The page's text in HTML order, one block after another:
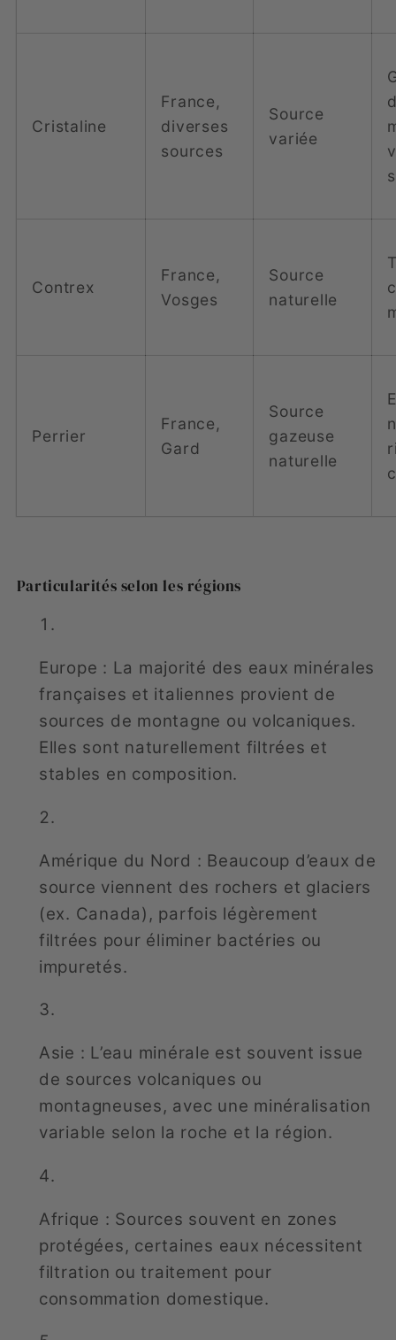
Cristaline
France,
diverses
sources
Source
variée
Contrex
France,
Vosges
Source
naturelle
Perrier
France,
Gard
Source
gazeuse
naturelle
Particularités selon les régions
Europe : La majorité des eaux minérales
françaises et italiennes provient de
sources de montagne ou volcaniques.
Elles sont naturellement filtrées et
stables en composition.
Amérique du Nord : Beaucoup d’eaux de
source viennent des rochers et glaciers
(ex. Canada), parfois légèrement
filtrées pour éliminer bactéries ou
impuretés.
Asie : L’eau minérale est souvent issue
de sources volcaniques ou
montagneuses, avec une minéralisation
variable selon la roche et la région.
Afrique : Sources souvent en zones
protégées, certaines eaux nécessitent
filtration ou traitement pour
consommation domestique.